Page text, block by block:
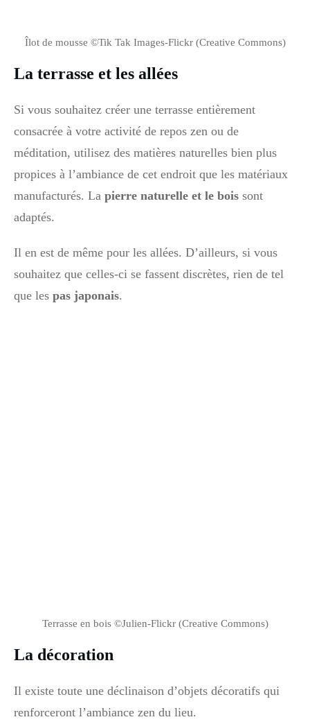
Îlot de mousse ©Tik Tak Images-Flickr (Creative Commons)
La terrasse et les allées
Si vous souhaitez créer une terrasse entièrement
consacrée à votre activité de repos zen ou de
méditation, utilisez des matières naturelles bien plus
propices à l’ambiance de cet endroit que les matériaux
manufacturés. La pierre naturelle et le bois sont
adaptés.
Il en est de même pour les allées. D’ailleurs, si vous
souhaitez que celles-ci se fassent discrètes, rien de tel
que les pas japonais.
Terrasse en bois ©Julien-Flickr (Creative Commons)
La décoration
Il existe toute une déclinaison d’objets décoratifs qui
renforceront l’ambiance zen du lieu.